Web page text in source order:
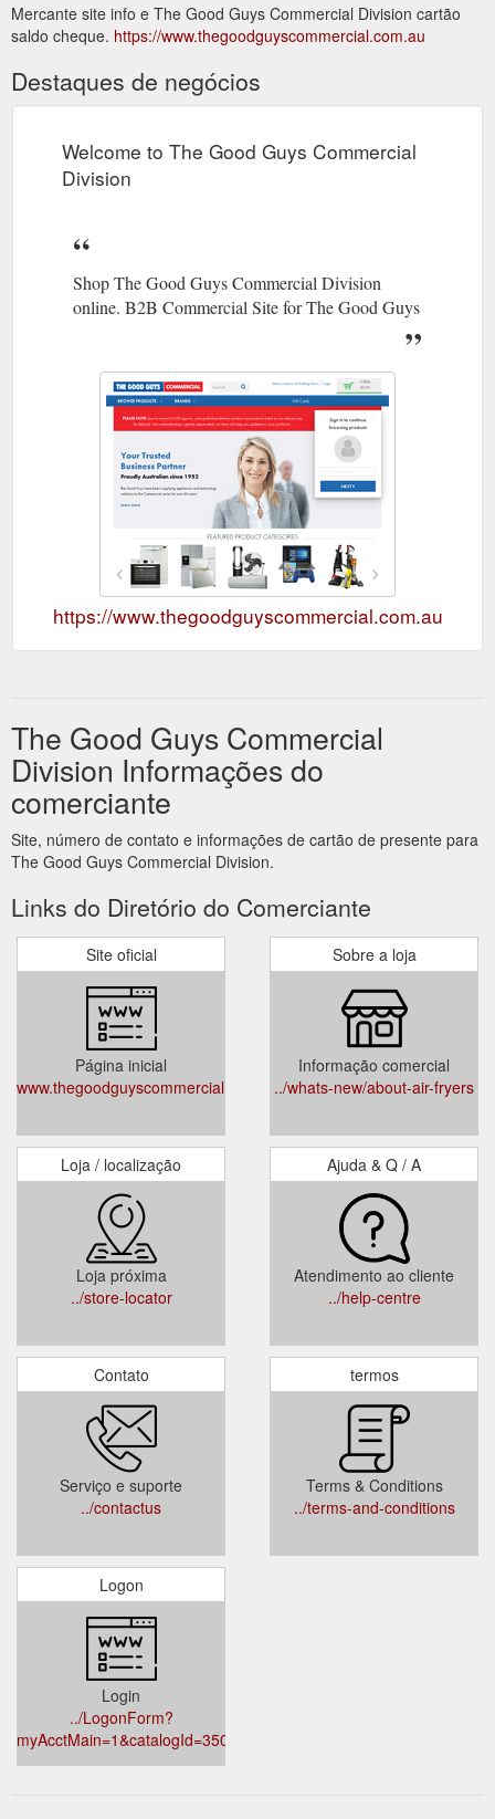
Mercante site info e The Good Guys Commercial Division cartão
saldo cheque. https://www.thegoodguyscommercial.com.au
Destaques de negócios
Welcome to The Good Guys Commercial
Division
Shop The Good Guys Commercial Division
online. B2B Commercial Site for The Good Guys
https://www.thegoodguyscommercial.com.au
The Good Guys Commercial
Division Informações do
comerciante
Site, número de contato e informações de cartão de presente para
The Good Guys Commercial Division.
Links do Diretório do Comerciante
Site oficial
Página inicial
www.thegoodguyscommercial.com.au
Sobre a loja
Informação comercial
../whats-new/about-air-fryers
Loja / localização
Loja próxima
../store-locator
Ajuda & Q / A
Atendimento ao cliente
../help-centre
Contato
Serviço e suporte
../contactus
termos
Terms & Conditions
../terms-and-conditions
Logon
Login
../LogonForm?
myAcctMain=1&catalogId=35000&langId=-1&storeId=901